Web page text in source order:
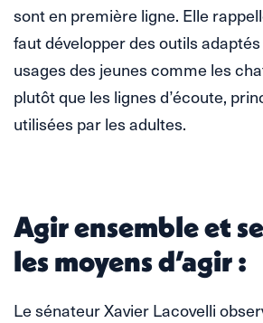
sont en première ligne. Elle
faut développer des outils
usages des jeunes comme les
plutôt que les lignes d’écoute,
utilisées par les adultes.
Agir ensemble et
les moyens d’agir :
Le sénateur Xavier Lacovelli